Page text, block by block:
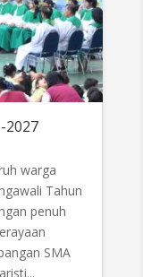
2027
warga
Tahun
penuh
SMA